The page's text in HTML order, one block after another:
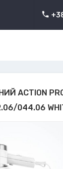
ACTION
044.06